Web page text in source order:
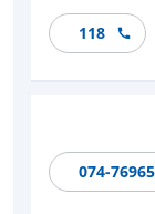
118
074-